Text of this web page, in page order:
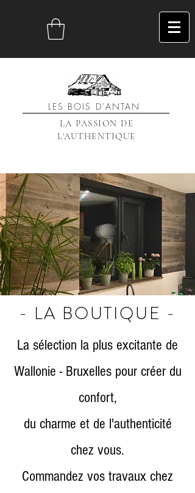
LES BOIS D'ANTAN
LA PASSION DE
L'AUTHENTIQUE
- LA BOUTIQUE -
La sélection la plus excitante de
Wallonie - Bruxelles pour créer du
confort,
du charme et de l'authenticité
chez vous.
Commandez vos travaux chez